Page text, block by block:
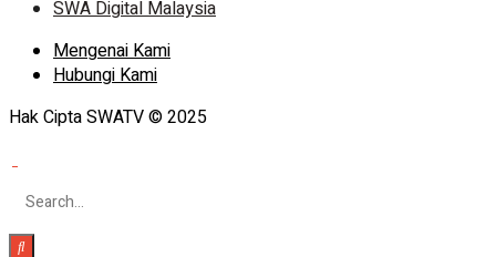
SWA Digital Malaysia
Mengenai Kami
Hubungi Kami
Hak Cipta SWATV © 2025